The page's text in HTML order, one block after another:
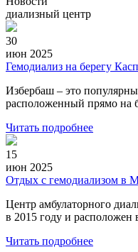
диализный центр
30
июн 2025
Гемодиализ на берегу
Избербаш – это
расположенный прямо на
Читать подробнее
15
июн 2025
Отдых с гемодиализом в
Центр амбулаторного
в 2015 году и расположен
Читать подробнее